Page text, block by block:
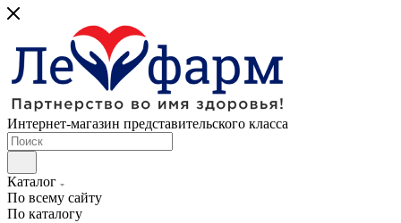
Интернет-магазин представительского класса
Каталог
По всему сайту
По каталогу